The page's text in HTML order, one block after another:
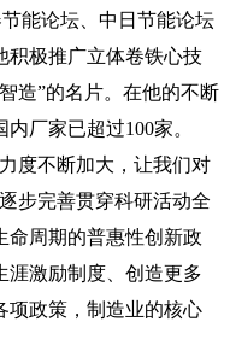
能论坛、中日节能论坛
积极推广立体卷铁心技
造”的名片。在他的不断
厂家已超过100家。
不断加大，让我们对
步完善贯穿科研活动全
命周期的普惠性创新政
涯激励制度、创造更多
项政策，制造业的核心